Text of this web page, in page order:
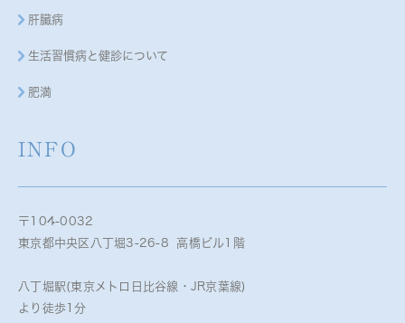
肝臓病
生活習慣病と健診について
肥満
INFO
〒104-0032
東京都中央区八丁堀3-26-8 高橋ビル1階
八丁堀駅(東京メトロ日比谷線・JR京葉線)
より徒歩1分